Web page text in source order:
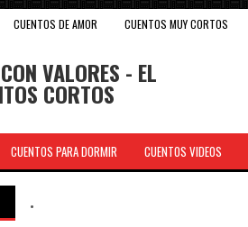
CUENTOS DE AMOR CUENTOS MUY CORTOS
VALORES - EL
CORTOS
CUENTOS PARA DORMIR CUENTOS VIDEOS
.